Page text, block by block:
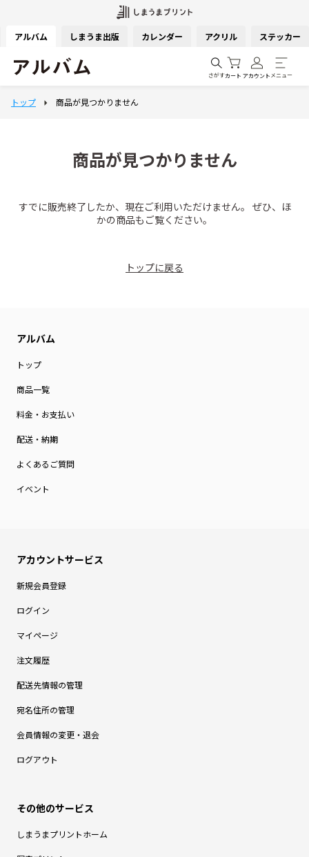
アルバム しまうま出版 カレンダー アクリル ステッカー
さがすカート アカウント メニュー
商品が見つかりません
すでに販売終了したか、現在ご利用いただけません。 ぜひ、ほ
かの商品もご覧ください。
トップに戻る
トップ
商品一覧
料金・お支払い
配送・納期
よくあるご質問
イベント
新規会員登録
ログイン
マイページ
注文履歴
配送先情報の管理
宛名住所の管理
会員情報の変更・退会
ログアウト
しまうまプリントホーム